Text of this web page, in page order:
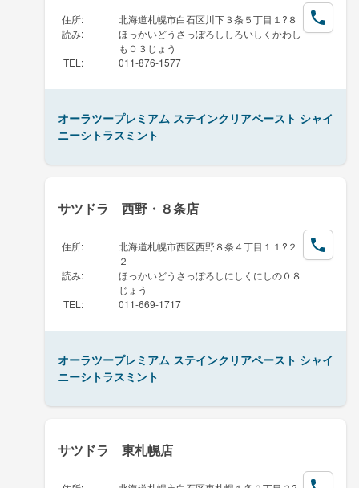
住所:
北海道札幌市白石区川下３条５丁目１?８
読み:
ほっかいどうさっぽろししろいしくかわし
も０３じょう
TEL : 011-876-1577
オーラツープレミアム ステインクリアペースト シャイ
ニーシトラスミント
サツドラ 西野・８条店
住所:
北海道札幌市西区西野８条４丁目１１?２
２
読み:
ほっかいどうさっぽろしにしくにしの０８
じょう
TEL : 011-669-1717
オーラツープレミアム ステインクリアペースト シャイ
ニーシトラスミント
サツドラ 東札幌店